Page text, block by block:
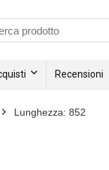
Recensioni
Lunghezza: 852